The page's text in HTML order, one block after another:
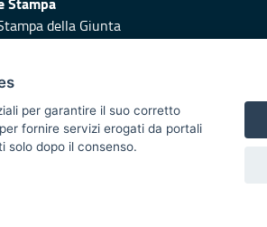
della Giunta
di pubblicazione
XI
per garantire il suo corretto
fornire servizi erogati da portali
solo dopo il consenso.